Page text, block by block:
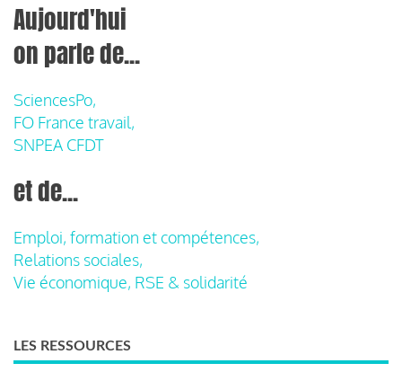
Aujourd'hui
on parle de...
SciencesPo,
FO France travail,
SNPEA CFDT
et de...
Emploi, formation et compétences,
Relations sociales,
Vie économique, RSE & solidarité
LES RESSOURCES